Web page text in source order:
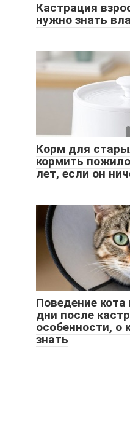
Кастрация
нужно знать
Корм для
кормить
лет, если он
Поведение
дни после
особенности, о
знать